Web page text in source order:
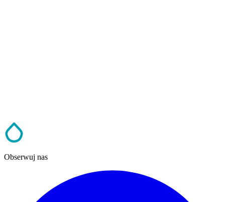
Obserwuj nas